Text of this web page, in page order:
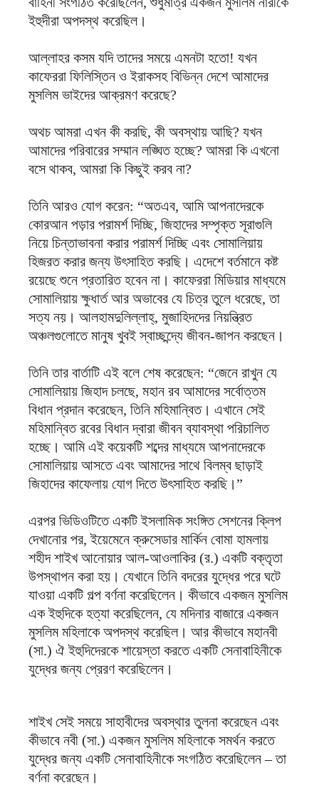
ইহুদীরা অপদস্থ করেছিল।
আল্লাহর কসম যদি তাদের সময়ে এমনটা হতো! যখন
কাফেররা ফিলিস্তিন ও ইরাকসহ বিভিন্ন দেশে আমাদের
মুসলিম ভাইদের আক্রমণ করেছে?
অথচ আমরা এখন কী করছি, কী অবস্থায় আছি? যখন
আমাদের পরিবারের সম্মান লঙ্ঘিত হচ্ছে? আমরা কি এখনো
বসে থাকব, আমরা কি কিছুই করব না?
তিনি আরও যোগ করেন: “অতএব, আমি আপনাদেরকে
কোরআন পড়ার পরামর্শ দিচ্ছি, জিহাদের সম্পৃক্ত সূরাগুলি
নিয়ে চিন্তাভাবনা করার পরামর্শ দিচ্ছি এবং সোমালিয়ায়
হিজরত করার জন্য উৎসাহিত করছি। এদেশে বর্তমানে কষ্ট
রয়েছে শুনে প্রতারিত হবেন না। কাফেররা মিডিয়ার মাধ্যমে
সোমালিয়ায় ক্ষুধার্ত আর অভাবের যে চিত্র তুলে ধরেছে, তা
সত্য নয়। আলহামদুলিল্লাহ্, মুজাহিদদের নিয়ন্ত্রিত
অঞ্চলগুলোতে মানুষ খুবই স্বাচ্ছন্দ্যে জীবন-জাপন করছেন।
তিনি তার বার্তাটি এই বলে শেষ করেছেন: “জেনে রাখুন যে
সোমালিয়ায় জিহাদ চলছে, মহান রব আমাদের সর্বোত্তম
বিধান প্রদান করেছেন, তিনি মহিমান্বিত। এখানে সেই
মহিমান্বিত রবের বিধান দ্বারা জীবন ব্যাবস্থা পরিচালিত
হচ্ছে। আমি এই কয়েকটি শব্দের মাধ্যমে আপনাদেরকে
সোমালিয়ায় আসতে এবং আমাদের সাথে বিলম্ব ছাড়াই
জিহাদের কাফেলায় যোগ দিতে উৎসাহিত করছি।”
এরপর ভিডিওটিতে একটি ইসলামিক সংঙ্গিত সেশনের ক্লিপ
দেখানোর পর, ইয়েমেনে ক্রুসেডার মার্কিন বোমা হামলায়
শহীদ শাইখ আনোয়ার আল-আওলাকির (র.) একটি বক্তৃতা
উপস্থাপন করা হয়। যেখানে তিনি বদরের যুদ্ধের পরে ঘটে
যাওয়া একটি গল্প বর্ণনা করেছিলেন। কীভাবে একজন মুসলিম
এক ইহুদিকে হত্যা করেছিলেন, যে মদিনার বাজারে একজন
মুসলিম মহিলাকে অপদস্থ করেছিল। আর কীভাবে মহানবী
(সা.) ঐ ইহুদিদেরকে শায়েস্তা করতে একটি সেনাবাহিনীকে
যুদ্ধের জন্য প্রেরণ করেছিলেন।
শাইখ সেই সময়ে সাহাবীদের অবস্থার তুলনা করেছেন এবং
কীভাবে নবী (সা.) একজন মুসলিম মহিলাকে সমর্থন করতে
যুদ্ধের জন্য একটি সেনাবাহিনীকে সংগঠিত করেছিলেন – তা
বর্ণনা করেছেন।